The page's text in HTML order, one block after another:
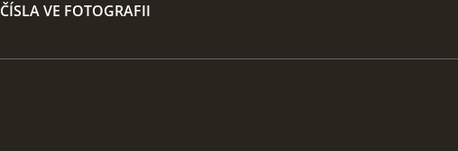
ČÍSLA VE FOTOGRAFII